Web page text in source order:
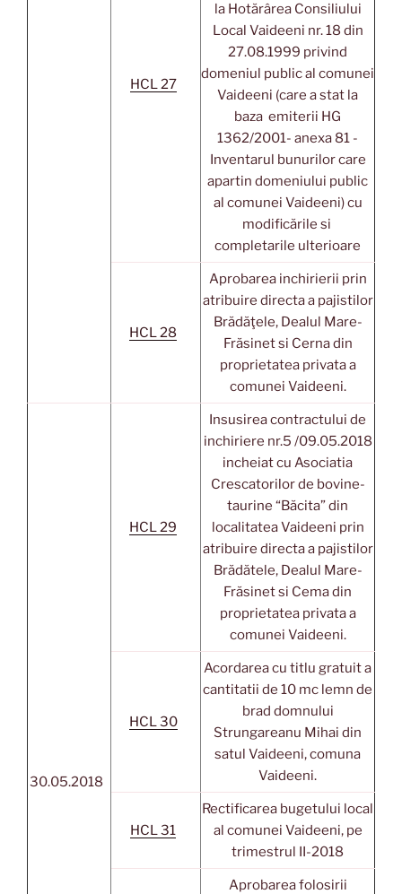
HCL 27
la Hotărârea Consiliului
Local Vaideeni nr. 18 din
27.08.1999 privind
domeniul public al comunei
Vaideeni (care a stat la
baza emiterii HG
1362/2001- anexa 81 -
Inventarul bunurilor care
apartin domeniului public
al comunei Vaideeni) cu
modificările si
completarile ulterioare
HCL 28
Aprobarea inchirierii prin
atribuire directa a pajistilor
Brădăţele, Dealul Mare-
Frăsinet si Cerna din
proprietatea privata a
comunei Vaideeni.
30.05.2018
HCL 29
Insusirea contractului de
inchiriere nr.5 /09.05.2018
incheiat cu Asociatia
Crescatorilor de bovine-
taurine “Băcita” din
localitatea Vaideeni prin
atribuire directa a pajistilor
Brădătele, Dealul Mare-
Frăsinet si Cema din
proprietatea privata a
comunei Vaideeni.
HCL 30
Acordarea cu titlu gratuit a
cantitatii de 10 mc lemn de
brad domnului
Strungareanu Mihai din
satul Vaideeni, comuna
Vaideeni.
HCL 31
Rectificarea bugetului local
al comunei Vaideeni, pe
trimestrul II-2018
Aprobarea folosirii